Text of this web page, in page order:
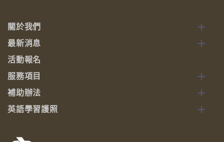
關於我們
最新消息
活動報名
服務項目
補助辦法
英語學習護照